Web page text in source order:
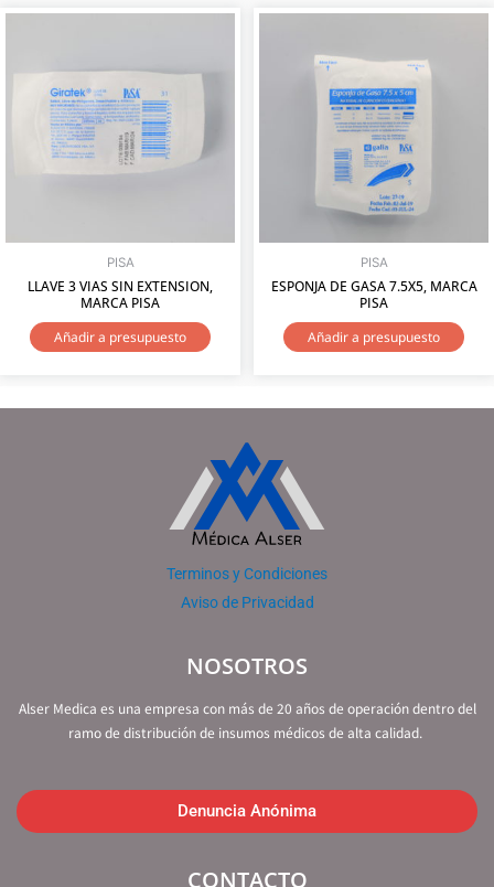
PISA
LLAVE 3 VIAS SIN EXTENSION,
MARCA PISA
Añadir a presupuesto
PISA
ESPONJA DE GASA 7.5X5, MARCA
PISA
Añadir a presupuesto
Terminos y Condiciones
Aviso de Privacidad
NOSOTROS
Alser Medica es una empresa con más de 20 años de operación dentro del
ramo de distribución de insumos médicos de alta calidad.
Denuncia Anónima
CONTACTO